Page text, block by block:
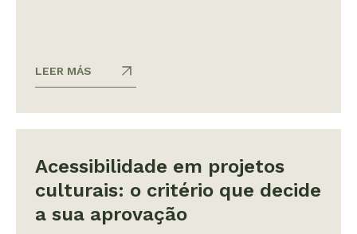
LEER MÁS
Acessibilidade em projetos
culturais: o critério que decide
a sua aprovação